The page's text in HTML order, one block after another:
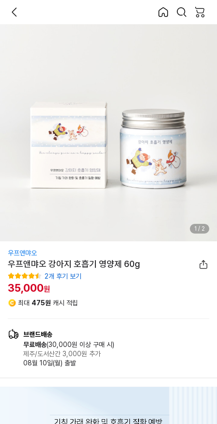
1 / 2
우프앤먀오
우프앤먀오 강아지 호흡기 영양제 60g
2개 후기 보기
35,000원
최대 475원 캐시 적립
브랜드배송
무료배송(30,000원 이상 구매 시)
제주/도서산간 3,000원 추가
08월 10일(월) 출발